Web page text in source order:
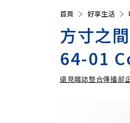
首頁 好享生活
方寸之
64-01
遠見雜誌整合傳播部
遠見雜誌整